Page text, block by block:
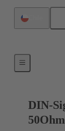
DIN-
50Ohm